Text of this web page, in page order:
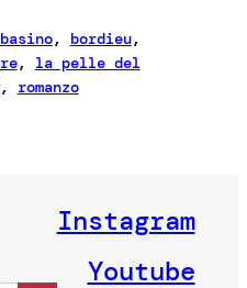
, bordieu
, la pelle del
, romanzo
Search Button
Instagram
Youtube